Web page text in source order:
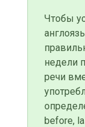
Чтобы
недели
речи
before,